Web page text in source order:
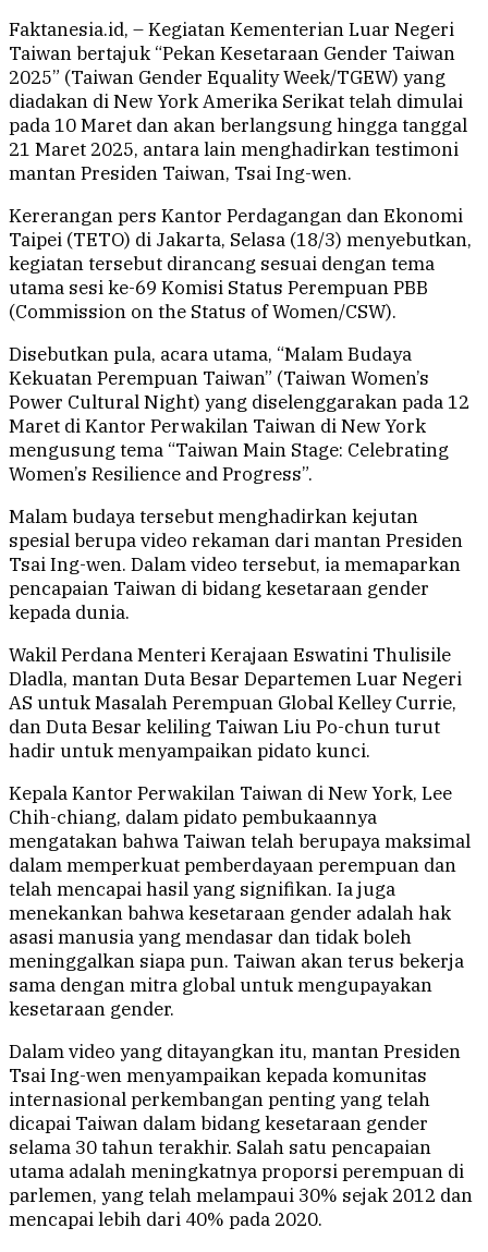
Faktanesia.id, – Kegiatan Kementerian Luar Negeri
Taiwan bertajuk “Pekan Kesetaraan Gender Taiwan
2025” (Taiwan Gender Equality Week/TGEW) yang
diadakan di New York Amerika Serikat telah dimulai
pada 10 Maret dan akan berlangsung hingga tanggal
21 Maret 2025, antara lain menghadirkan testimoni
mantan Presiden Taiwan, Tsai Ing-wen.
Kererangan pers Kantor Perdagangan dan Ekonomi
Taipei (TETO) di Jakarta, Selasa (18/3) menyebutkan,
kegiatan tersebut dirancang sesuai dengan tema
utama sesi ke-69 Komisi Status Perempuan PBB
(Commission on the Status of Women/CSW).
Disebutkan pula, acara utama, “Malam Budaya
Kekuatan Perempuan Taiwan” (Taiwan Women’s
Power Cultural Night) yang diselenggarakan pada 12
Maret di Kantor Perwakilan Taiwan di New York
mengusung tema “Taiwan Main Stage: Celebrating
Women’s Resilience and Progress”.
Malam budaya tersebut menghadirkan kejutan
spesial berupa video rekaman dari mantan Presiden
Tsai Ing-wen. Dalam video tersebut, ia memaparkan
pencapaian Taiwan di bidang kesetaraan gender
kepada dunia.
Wakil Perdana Menteri Kerajaan Eswatini Thulisile
Dladla, mantan Duta Besar Departemen Luar Negeri
AS untuk Masalah Perempuan Global Kelley Currie,
dan Duta Besar keliling Taiwan Liu Po-chun turut
hadir untuk menyampaikan pidato kunci.
Kepala Kantor Perwakilan Taiwan di New York, Lee
Chih-chiang, dalam pidato pembukaannya
mengatakan bahwa Taiwan telah berupaya maksimal
dalam memperkuat pemberdayaan perempuan dan
telah mencapai hasil yang signifikan. Ia juga
menekankan bahwa kesetaraan gender adalah hak
asasi manusia yang mendasar dan tidak boleh
meninggalkan siapa pun. Taiwan akan terus bekerja
sama dengan mitra global untuk mengupayakan
kesetaraan gender.
Dalam video yang ditayangkan itu, mantan Presiden
Tsai Ing-wen menyampaikan kepada komunitas
internasional perkembangan penting yang telah
dicapai Taiwan dalam bidang kesetaraan gender
selama 30 tahun terakhir. Salah satu pencapaian
utama adalah meningkatnya proporsi perempuan di
parlemen, yang telah melampaui 30% sejak 2012 dan
mencapai lebih dari 40% pada 2020.